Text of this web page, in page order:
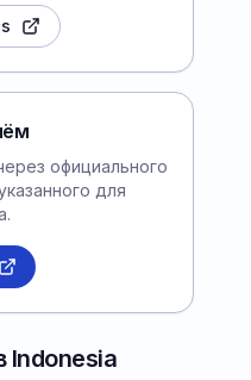
официального
для
Indonesia